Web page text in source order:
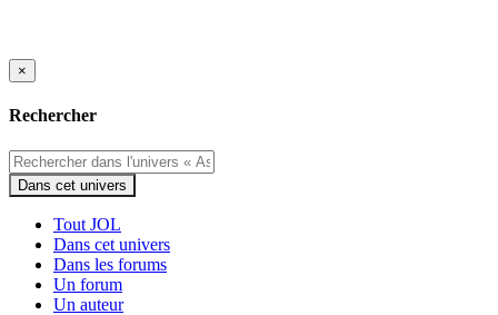
×
Rechercher
Dans cet univers
Tout JOL
Dans cet univers
Dans les forums
Un forum
Un auteur